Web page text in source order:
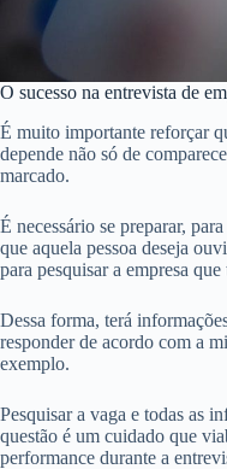
O sucesso na entrevista de
É muito importante reforçar
depende não só de
marcado.
É necessário se preparar,
que aquela pessoa deseja
para pesquisar a empresa
Dessa forma, terá
responder de acordo com a
exemplo.
Pesquisar a vaga e todas as
questão é um cuidado que
performance durante a